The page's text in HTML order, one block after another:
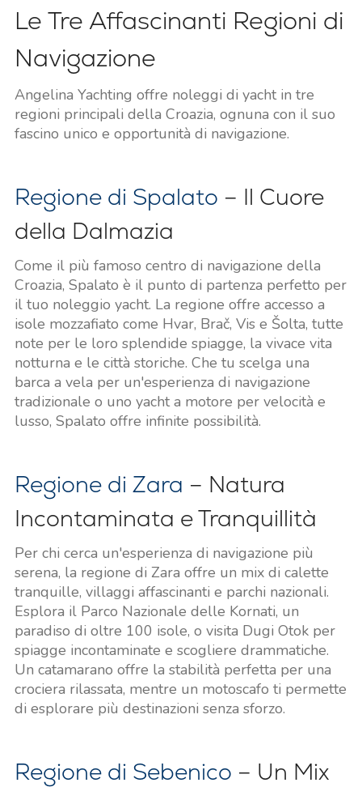
Le Tre Affascinanti Regioni di
Navigazione
Angelina Yachting offre noleggi di yacht in tre
regioni principali della Croazia, ognuna con il suo
fascino unico e opportunità di navigazione.
Regione di Spalato – Il Cuore
della Dalmazia
Come il più famoso centro di navigazione della
Croazia, Spalato è il punto di partenza perfetto per
il tuo noleggio yacht. La regione offre accesso a
isole mozzafiato come Hvar, Brač, Vis e Šolta, tutte
note per le loro splendide spiagge, la vivace vita
notturna e le città storiche. Che tu scelga una
barca a vela per un'esperienza di navigazione
tradizionale o uno yacht a motore per velocità e
lusso, Spalato offre infinite possibilità.
Regione di Zara – Natura
Incontaminata e Tranquillità
Per chi cerca un'esperienza di navigazione più
serena, la regione di Zara offre un mix di calette
tranquille, villaggi affascinanti e parchi nazionali.
Esplora il Parco Nazionale delle Kornati, un
paradiso di oltre 100 isole, o visita Dugi Otok per
spiagge incontaminate e scogliere drammatiche.
Un catamarano offre la stabilità perfetta per una
crociera rilassata, mentre un motoscafo ti permette
di esplorare più destinazioni senza sforzo.
Regione di Sebenico – Un Mix